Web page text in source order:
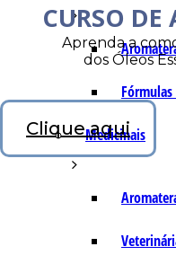
Fórmulas
Medicinais
CURSO
Aprenda a
dos Óleos
Clique aqui